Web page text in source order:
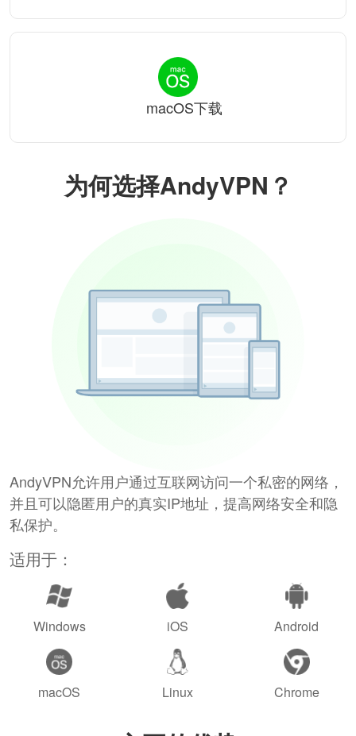
为何选择AndyVPN？
AndyVPN允许用户通过互联网访问一个私密的网络，
并且可以隐匿用户的真实IP地址，提高网络安全和隐
私保护。
适用于：
Windows iOS Android
macOS Linux Chrome
macOS下载